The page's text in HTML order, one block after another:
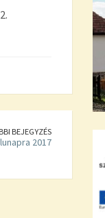
BEJEGYZÉS
2017